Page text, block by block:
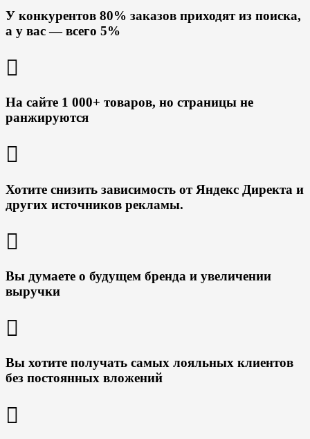
У конкурентов 80% заказов приходят из поиска,
а у вас — всего 5%
На сайте 1 000+ товаров, но страницы не
ранжируются
Хотите снизить зависимость от Яндекс Директа и
других источников рекламы.
Вы думаете о будущем бренда и увеличении
выручки
Вы хотите получать самых лояльных клиентов
без постоянных вложений